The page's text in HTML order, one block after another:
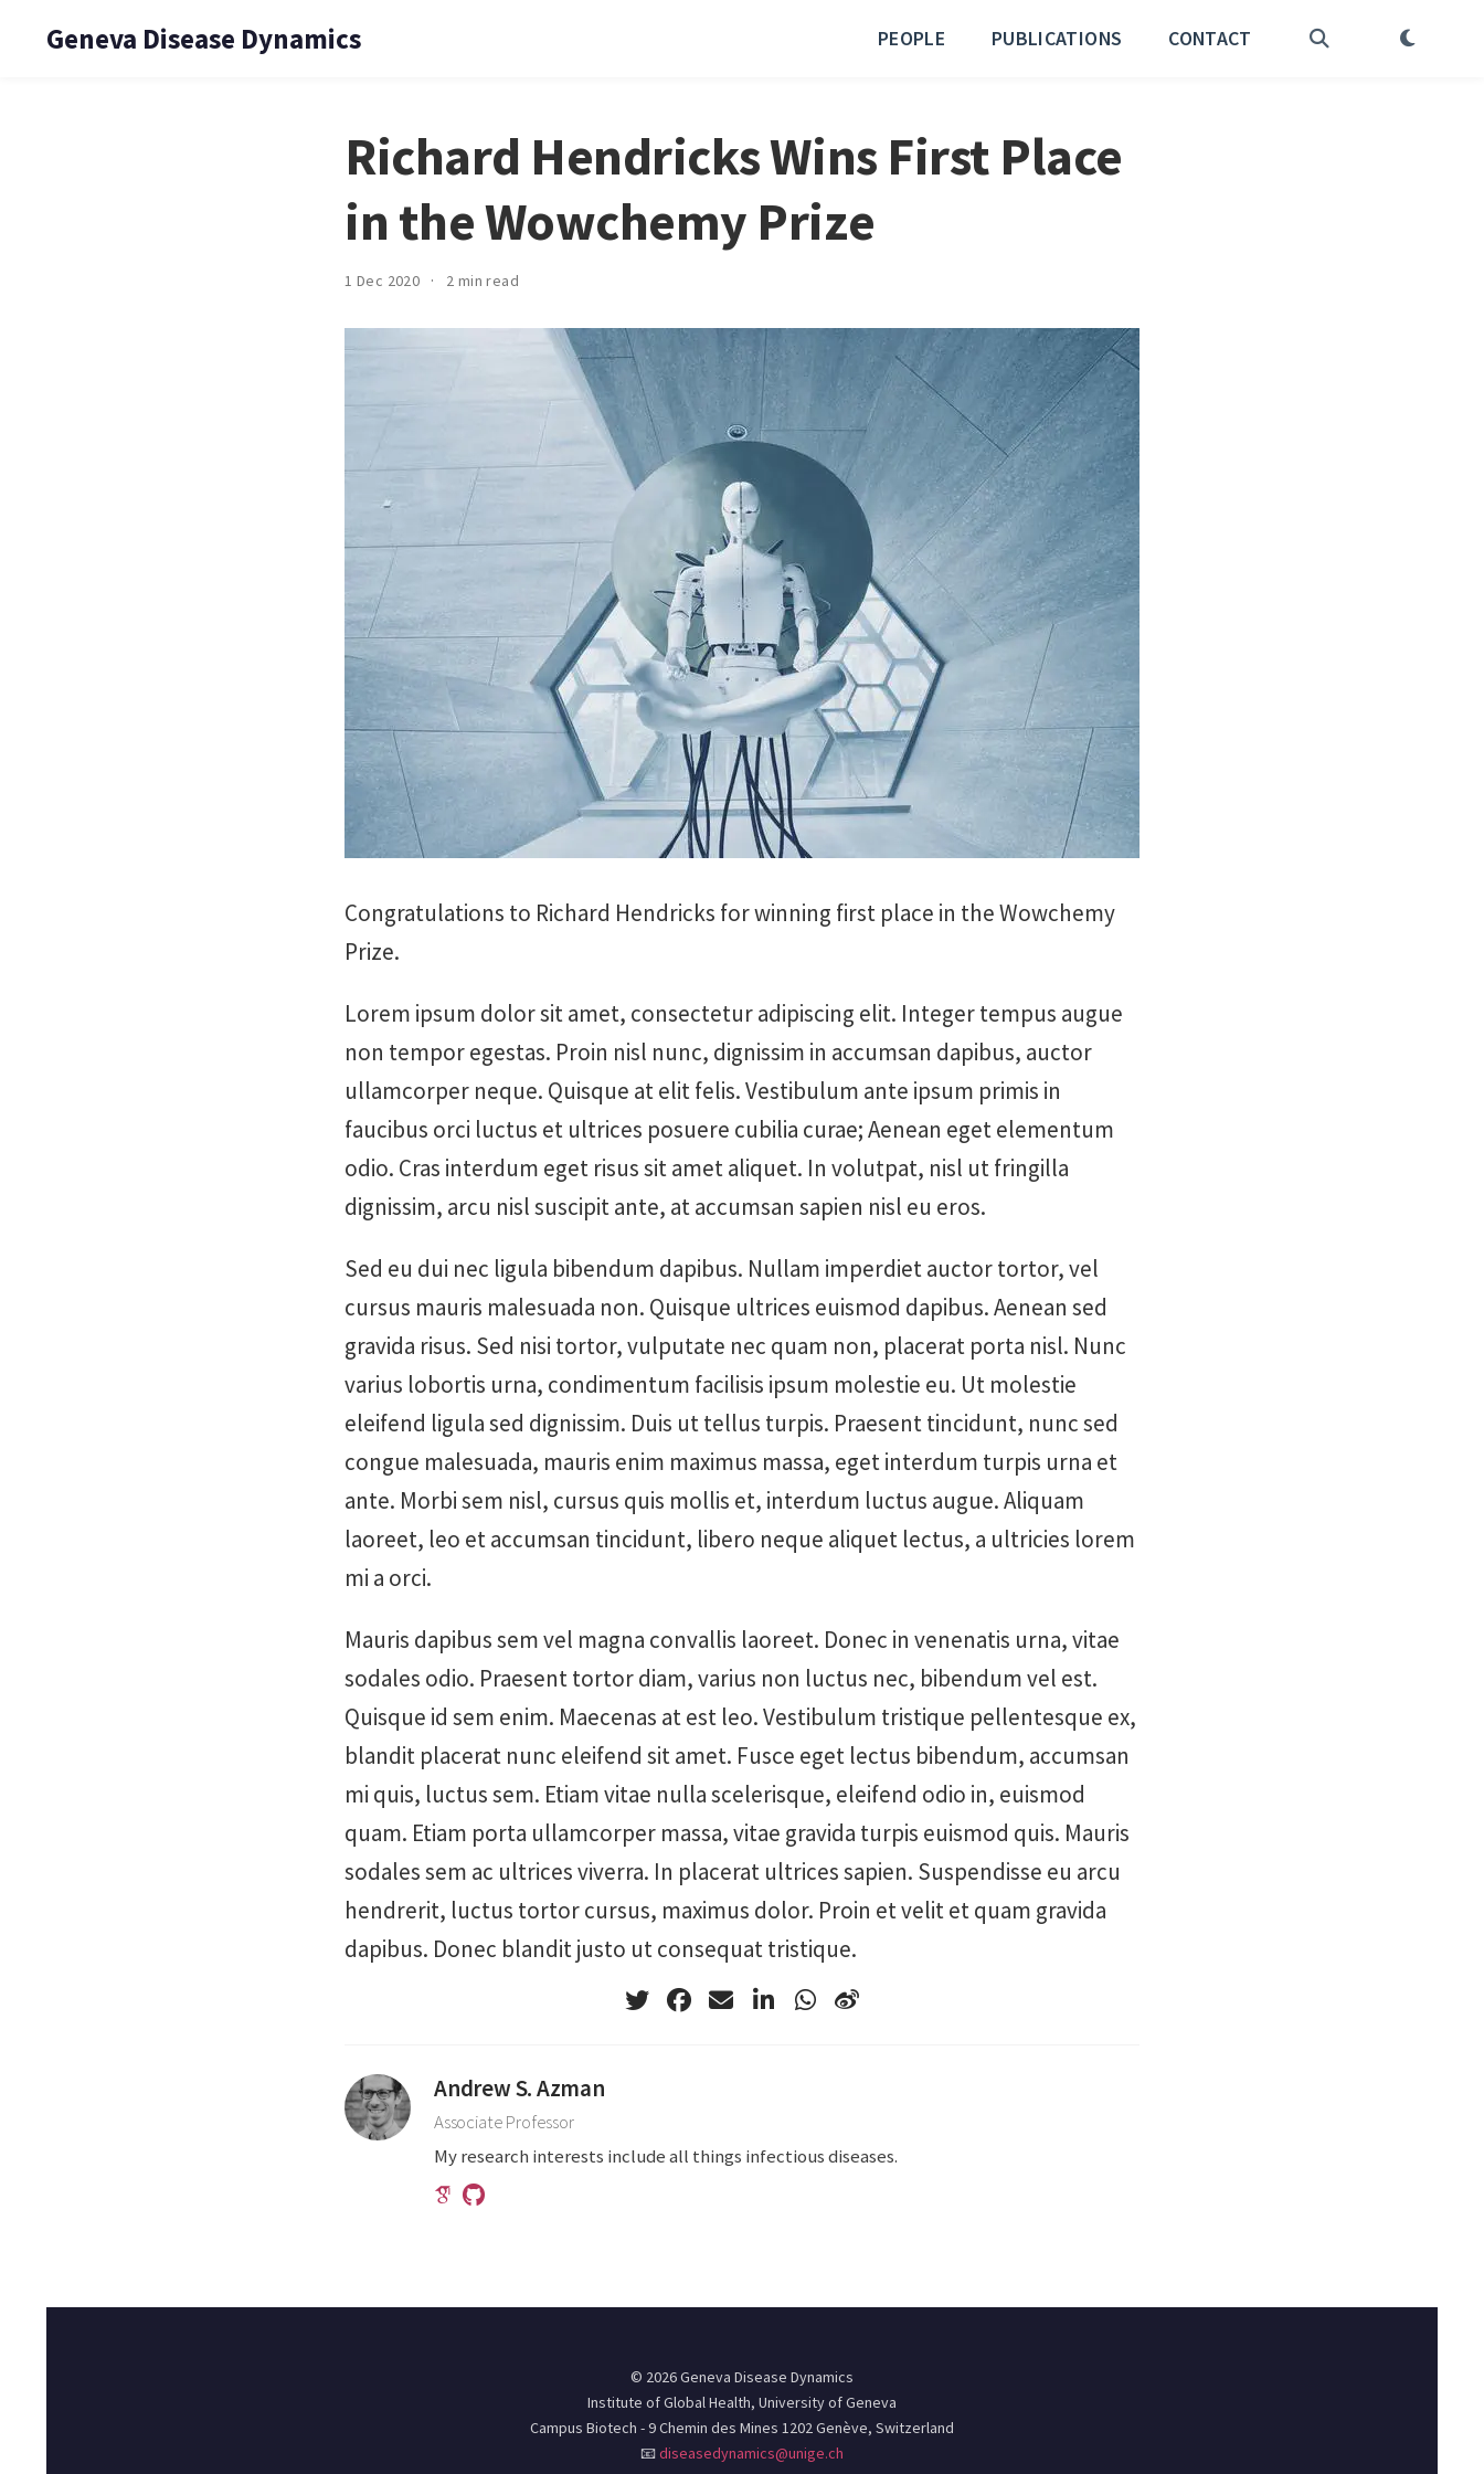
Geneva Disease Dynamics PEOPLE PUBLICATIONS CONTACT
Richard Hendricks Wins First Place
in the Wowchemy Prize
1 Dec 2020 2 min read
Congratulations to Richard Hendricks for winning first place in the Wowchemy
Prize.
Lorem ipsum dolor sit amet, consectetur adipiscing elit. Integer tempus augue
non tempor egestas. Proin nisl nunc, dignissim in accumsan dapibus, auctor
ullamcorper neque. Quisque at elit felis. Vestibulum ante ipsum primis in
faucibus orci luctus et ultrices posuere cubilia curae; Aenean eget elementum
odio. Cras interdum eget risus sit amet aliquet. In volutpat, nisl ut fringilla
dignissim, arcu nisl suscipit ante, at accumsan sapien nisl eu eros.
Sed eu dui nec ligula bibendum dapibus. Nullam imperdiet auctor tortor, vel
cursus mauris malesuada non. Quisque ultrices euismod dapibus. Aenean sed
gravida risus. Sed nisi tortor, vulputate nec quam non, placerat porta nisl. Nunc
varius lobortis urna, condimentum facilisis ipsum molestie eu. Ut molestie
eleifend ligula sed dignissim. Duis ut tellus turpis. Praesent tincidunt, nunc sed
congue malesuada, mauris enim maximus massa, eget interdum turpis urna et
ante. Morbi sem nisl, cursus quis mollis et, interdum luctus augue. Aliquam
laoreet, leo et accumsan tincidunt, libero neque aliquet lectus, a ultricies lorem
mi a orci.
Mauris dapibus sem vel magna convallis laoreet. Donec in venenatis urna, vitae
sodales odio. Praesent tortor diam, varius non luctus nec, bibendum vel est.
Quisque id sem enim. Maecenas at est leo. Vestibulum tristique pellentesque ex,
blandit placerat nunc eleifend sit amet. Fusce eget lectus bibendum, accumsan
mi quis, luctus sem. Etiam vitae nulla scelerisque, eleifend odio in, euismod
quam. Etiam porta ullamcorper massa, vitae gravida turpis euismod quis. Mauris
sodales sem ac ultrices viverra. In placerat ultrices sapien. Suspendisse eu arcu
hendrerit, luctus tortor cursus, maximus dolor. Proin et velit et quam gravida
dapibus. Donec blandit justo ut consequat tristique.
Andrew S. Azman
Associate Professor
My research interests include all things infectious diseases.
© 2026 Geneva Disease Dynamics
Institute of Global Health, University of Geneva
Campus Biotech - 9 Chemin des Mines 1202 Genève, Switzerland
📧diseasedynamics@unige.ch